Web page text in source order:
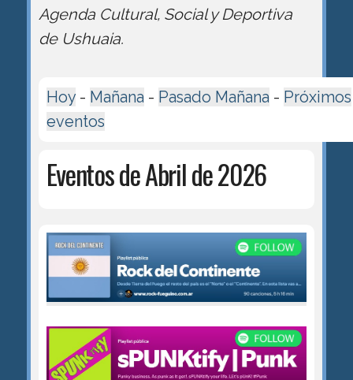
Agenda Cultural, Social y Deportiva
de Ushuaia.
Hoy- Mañana - Pasado Mañana - Próximos
eventos
Eventos de Abril de 2026